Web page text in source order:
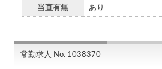
当直有無 あり
常勤求人 No. 1038370